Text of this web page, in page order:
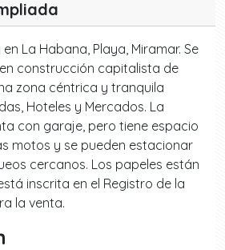
La Habana, Playa, Miramar. Se
construcción capitalista de
zona céntrica y tranquila
Hoteles y Mercados. La
con garaje, pero tiene espacio
motos y se pueden estacionar
cercanos. Los papeles están
inscrita en el Registro de la
la venta.